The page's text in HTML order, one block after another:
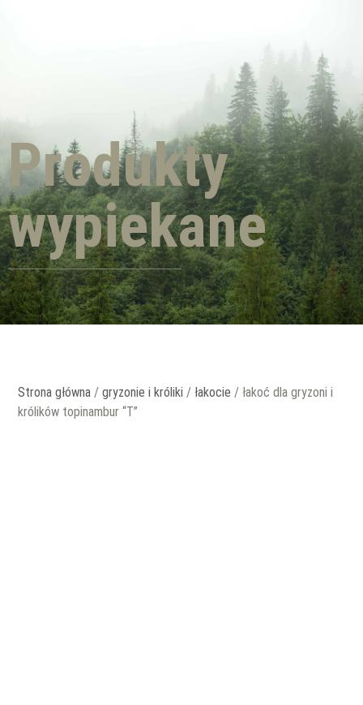
Produkty
wypiekane
Strona główna /gryzonie i króliki / łakocie / łakoć dla gryzoni i
królików topinambur “T”